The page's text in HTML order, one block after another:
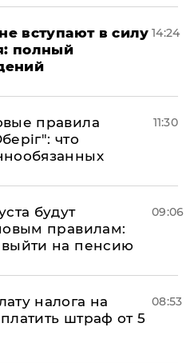
вступают в силу
полный
14:24
правила
что
11:30
будут
правилам:
на пенсию
09:06
налога на
штраф от 5
08:53